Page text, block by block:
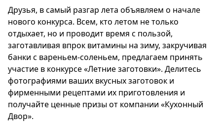
Друзья, в самый разгар лета объявляем о начале
нового конкурса. Всем, кто летом не только
отдыхает, но и проводит время с пользой,
заготавливая впрок витамины на зиму, закручивая
банки с вареньем-соленьем, предлагаем принять
участие в конкурсе «Летние заготовки». Делитесь
фотографиями ваших вкусных заготовок и
фирменными рецептами их приготовления и
получайте ценные призы от компании «Кухонный
Двор».